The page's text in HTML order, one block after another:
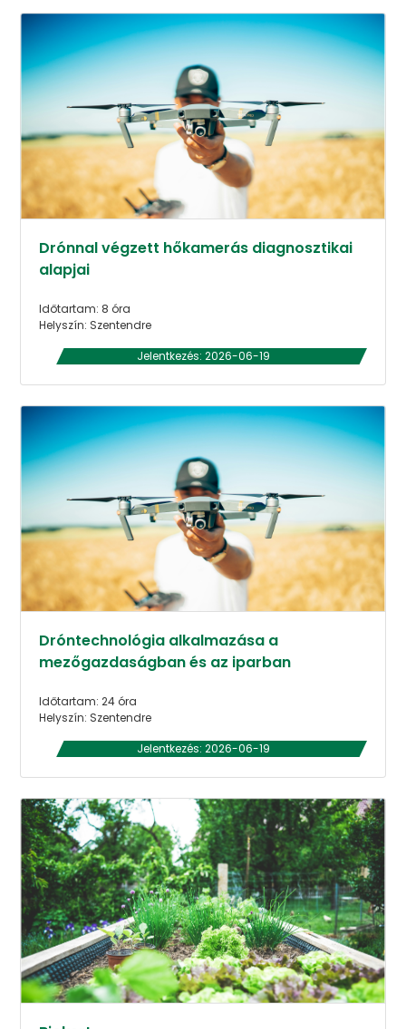
Drónnal végzett hőkamerás diagnosztikai
alapjai
Időtartam: 8 óra
Helyszín: Szentendre
Jelentkezés: 2026-06-19
Dróntechnológia alkalmazása a
mezőgazdaságban és az iparban
Időtartam: 24 óra
Helyszín: Szentendre
Jelentkezés: 2026-06-19